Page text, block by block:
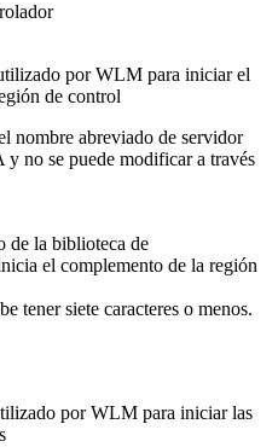
por WLM para iniciar el
de control
nombre abreviado de servidor
y no se puede modificar a través
de la biblioteca de
el complemento de la región
tener siete caracteres o menos.
por WLM para iniciar las